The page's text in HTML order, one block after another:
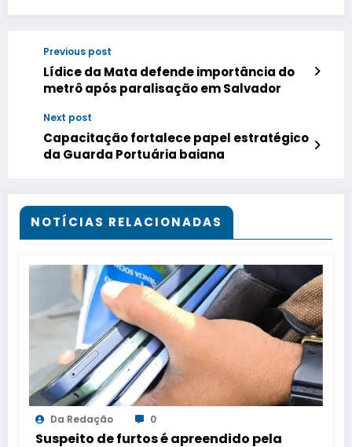
Previous post
Lídice da Mata defende importância do
metrô após paralisação em Salvador
Next post
Capacitação fortalece papel estratégico
da Guarda Portuária baiana
NOTÍCIAS RELACIONADAS
Da Redação 0
Suspeito de furtos é apreendido pela